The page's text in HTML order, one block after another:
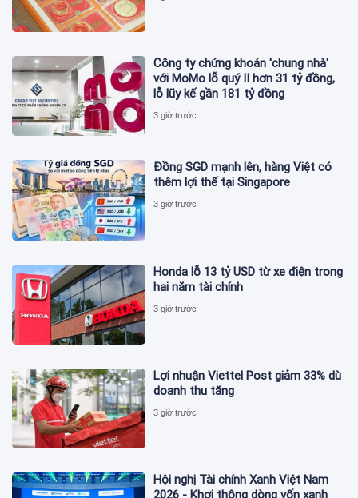
Công ty chứng khoán 'chung nhà'
với MoMo lỗ quý II hơn 31 tỷ đồng,
lỗ lũy kế gần 181 tỷ đồng
3 giờ trước
Đồng SGD mạnh lên, hàng Việt có
thêm lợi thế tại Singapore
3 giờ trước
Honda lỗ 13 tỷ USD từ xe điện trong
hai năm tài chính
3 giờ trước
Lợi nhuận Viettel Post giảm 33% dù
doanh thu tăng
3 giờ trước
Hội nghị Tài chính Xanh Việt Nam
2026 - Khơi thông dòng vốn xanh